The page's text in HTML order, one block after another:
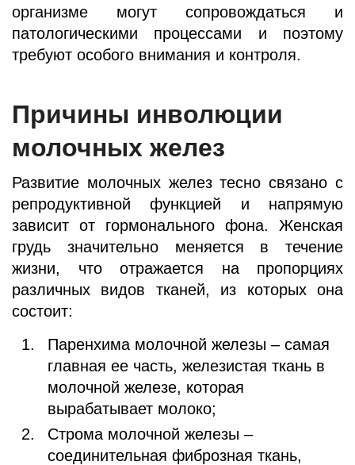
организме могут сопровождаться и
патологическими процессами и поэтому
требуют особого внимания и контроля.
Причины инволюции
молочных желез
Развитие молочных желез тесно связано с
репродуктивной функцией и напрямую
зависит от гормонального фона. Женская
грудь значительно меняется в течение
жизни, что отражается на пропорциях
различных видов тканей, из которых она
состоит:
Паренхима молочной железы – самая
главная ее часть, железистая ткань в
молочной железе, которая
вырабатывает молоко;
Строма молочной железы –
соединительная фиброзная ткань,